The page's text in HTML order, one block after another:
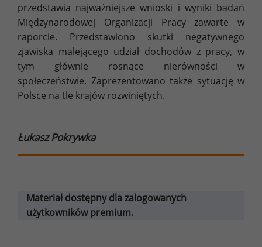
przedstawia najważniejsze wnioski i wyniki badań
Międzynarodowej Organizacji Pracy zawarte w
raporcie. Przedstawiono skutki negatywnego
zjawiska malejącego udział dochodów z pracy, w
tym głównie rosnące nierówności w
społeczeństwie. Zaprezentowano także sytuację w
Polsce na tle krajów rozwiniętych.
Łukasz Pokrywka
Materiał dostępny dla zalogowanych
użytkowników premium.